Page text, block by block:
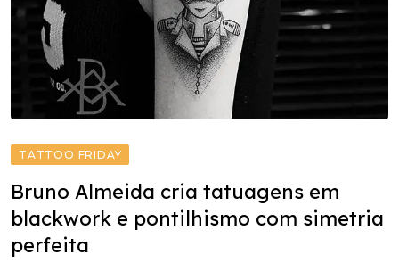
TATTOO FRIDAY
Bruno Almeida cria tatuagens em
blackwork e pontilhismo com simetria
perfeita